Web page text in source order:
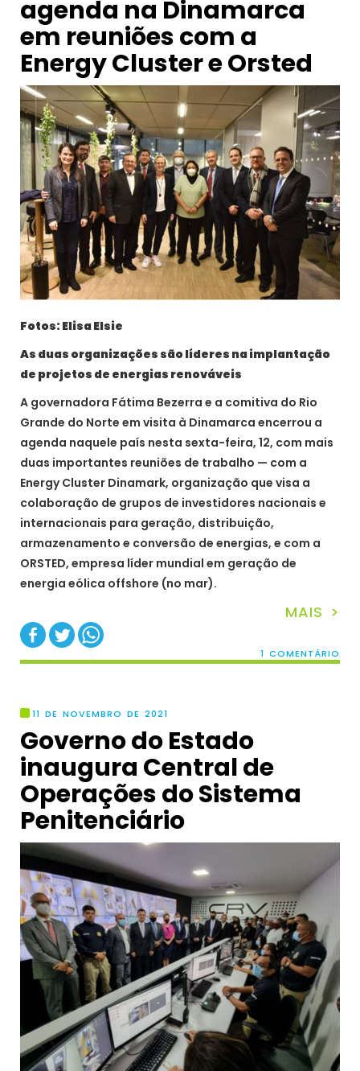
agenda na Dinamarca
em reuniões com a
Energy Cluster e Orsted
Fotos: Elisa Elsie
As duas organizações são líderes na implantação
de projetos de energias renováveis
A governadora Fátima Bezerra e a comitiva do Rio
Grande do Norte em visita à Dinamarca encerrou a
agenda naquele país nesta sexta-feira, 12, com mais
duas importantes reuniões de trabalho — com a
Energy Cluster Dinamark, organização que visa a
colaboração de grupos de investidores nacionais e
internacionais para geração, distribuição,
armazenamento e conversão de energias, e com a
ORSTED, empresa líder mundial em geração de
energia eólica offshore (no mar).
MAIS >
1 COMENTÁRIO
11 DE NOVEMBRO DE 2021
Governo do Estado
inaugura Central de
Operações do Sistema
Penitenciário